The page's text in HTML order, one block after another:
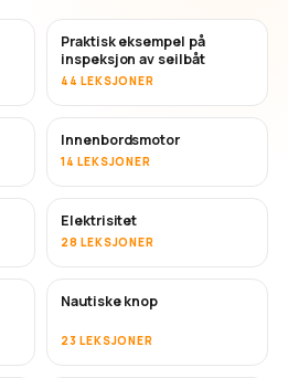
Praktisk eksempel på
inspeksjon av seilbåt
44 LEKSJONER
Innenbordsmotor
14 LEKSJONER
Elektrisitet
28 LEKSJONER
Nautiske knop
23 LEKSJONER